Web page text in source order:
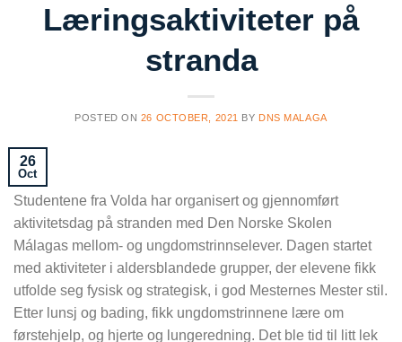
Læringsaktiviteter på
stranda
POSTED ON 26 OCTOBER, 2021 BY DNS MALAGA
26
Oct
Studentene fra Volda har organisert og gjennomført
aktivitetsdag på stranden med Den Norske Skolen
Málagas mellom- og ungdomstrinnselever. Dagen startet
med aktiviteter i aldersblandede grupper, der elevene fikk
utfolde seg fysisk og strategisk, i god Mesternes Mester stil.
Etter lunsj og bading, fikk ungdomstrinnene lære om
førstehjelp, og hjerte og lungeredning. Det ble tid til litt lek